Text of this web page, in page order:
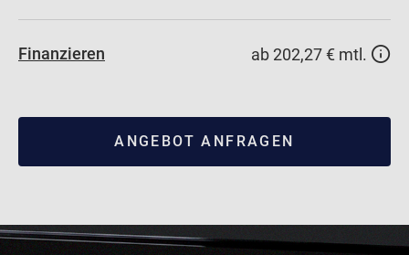
Finanzieren ab 202,27 € mtl.
ANGEBOT ANFRAGEN